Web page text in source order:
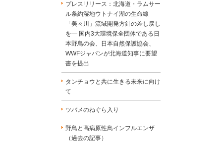
プレスリリース：北海道・ラムサー
ル条約湿地ウトナイ湖の生命線
「美々川」流域開発方針の差し戻し
を― 国内3大環境保全団体である日
本野鳥の会、日本自然保護協会、
WWFジャパンが北海道知事に要望
書を提出
タンチョウと共に生きる未来に向け
て
ツバメのねぐら入り
野鳥と高病原性鳥インフルエンザ
（過去の記事）